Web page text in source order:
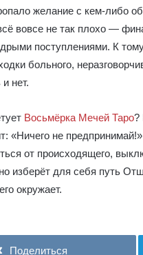
желание с кем-либо
вовсе не так плохо ―
поступлениями. К
больного,
нет.
Восьмёрка Мечей Таро?
«Ничего не
от происходящего,
изберёт для себя путь
окружает.
Поделиться